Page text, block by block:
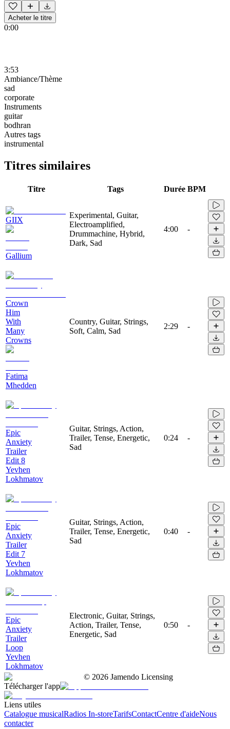
Acheter le titre
0:00
3:53
Ambiance/Thème
sad
corporate
Instruments
guitar
bodhran
Autres tags
instrumental
Titres similaires
Titre Tags Durée BPM
GIIX
Gallium
Experimental, Guitar,
Electroamplified,
Drummachine, Hybrid,
Dark, Sad
4:00 -
Crown
Him
With
Many
Crowns
Fatima
Mhedden
Country, Guitar, Strings,
Soft, Calm, Sad
2:29 -
Epic
Anxiety
Trailer
Edit 8
Yevhen
Lokhmatov
Guitar, Strings, Action,
Trailer, Tense, Energetic,
Sad
0:24 -
Epic
Anxiety
Trailer
Edit 7
Yevhen
Lokhmatov
Guitar, Strings, Action,
Trailer, Tense, Energetic,
Sad
0:40 -
Epic
Anxiety
Trailer
Loop
Yevhen
Lokhmatov
Electronic, Guitar, Strings,
Action, Trailer, Tense,
Energetic, Sad
0:50 -
© 2026 Jamendo Licensing
Télécharger l'app
Liens utiles
Catalogue musicalRadios In-storeTarifsContactCentre d'aideNous
contacter